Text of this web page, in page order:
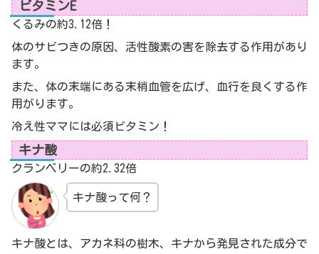
ビタミンE
くるみの約3.12倍！
体のサビつきの原因、活性酸素の害を除去する作用があり
ます。
また、体の末端にある末梢血管を広げ、血行を良くする作
用がります。
冷え性ママには必須ビタミン！
キナ酸
クランベリーの約2.32倍
キナ酸って何？
キナ酸とは、アカネ科の樹木、キナから発見された成分で